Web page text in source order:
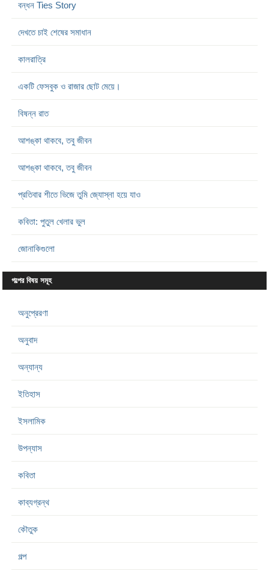
বন্ধন Ties Story
দেখতে চাই শেষের সমাধান
কালরাত্রি
একটি ফেসবুক ও রাজার ছোট মেয়ে।
বিষন্ন রাত
আশঙ্কা থাকবে, তবু জীবন
আশঙ্কা থাকবে, তবু জীবন
প্রতিবার শীতে ভিজে তুমি জ্যোস্না হয়ে যাও
কবিতা: পুতুল খেলার ভুল
জোনাকিগুলো
গল্পের বিষয় সমূহ
অনুপ্রেরণা
অনুবাদ
অন্যান্য
ইতিহাস
ইসলামিক
উপন্যাস
কবিতা
কাব্যগ্রন্থ
কৌতুক
গল্প